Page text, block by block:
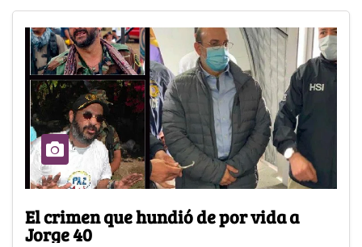
El crimen que hundió de por vida a
Jorge 40